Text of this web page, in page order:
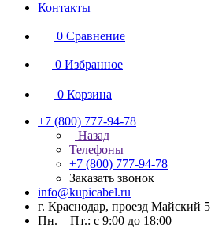
Контакты
0 Сравнение
0 Избранное
0 Корзина
+7 (800) 777-94-78
Назад
Телефоны
+7 (800) 777-94-78
Заказать звонок
info@kupicabel.ru
г. Краснодар, проезд Майский 5
Пн. – Пт.: с 9:00 до 18:00